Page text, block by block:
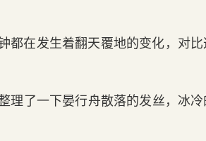
都在发生着翻天‌覆地的变化，对
理‌了一下晏行舟散落的发丝，冰